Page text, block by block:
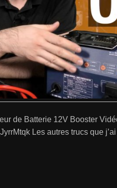
de Batterie 12V Booster
Les autres trucs que